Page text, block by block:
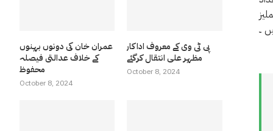
۔
عمران خان کی دونوں بہنوں
کے خلاف عدالتی فیصلہ
محفوظ
October 8, 2024
پی ٹی وی کے معروف اداکار
مظہر علی انتقال کرگئے
October 8, 2024